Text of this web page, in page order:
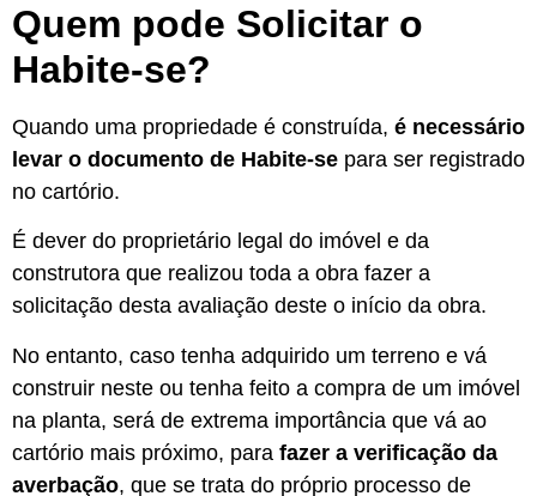
Quem pode Solicitar o
Habite-se?
Quando uma propriedade é construída, é necessário
levar o documento de Habite-se para ser registrado
no cartório.
É dever do proprietário legal do imóvel e da
construtora que realizou toda a obra fazer a
solicitação desta avaliação deste o início da obra.
No entanto, caso tenha adquirido um terreno e vá
construir neste ou tenha feito a compra de um imóvel
na planta, será de extrema importância que vá ao
cartório mais próximo, para fazer a verificação da
averbação, que se trata do próprio processo de